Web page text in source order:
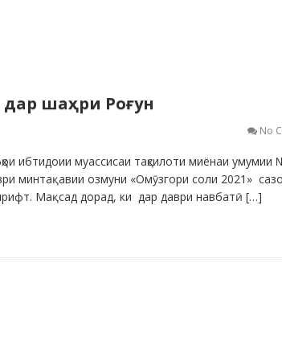
дар шаҳри Роғун
No
ибтидоии муассисаи таҳсилоти миёнаи умумии
минтақавии озмуни «Омӯзгори соли 2021»
Мақсад дорад, ки дар даври навбатӣ […]